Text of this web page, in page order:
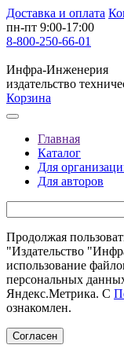
Доставка и оплата
пн-пт 9:00-17:00
8-800-250-66-01
Инфра-Инженерия
издательство
Корзина
Главная
Каталог
Для
Для авторов
Продолжая
"Издательство
использование
персональных
Яндекс.Метрика. С
ознакомлен.
Согласен